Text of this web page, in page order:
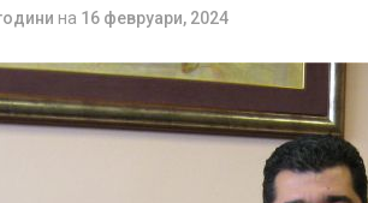
на 16 февруари, 2024